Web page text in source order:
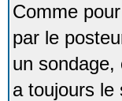
Comme
par le
un
a toujours le